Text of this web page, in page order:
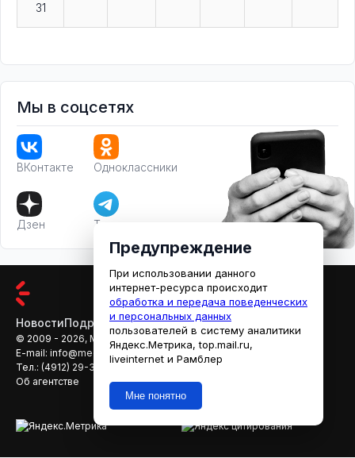
31
Мы в соцсетях
ВКонтакте Одноклассники
Дзен Телеграм
НовостиПодробностиАфишаКино
© 2009 - 2026, МЕДИАРЯЗАНЬ
E-mail: info@mediaryazan.ru
reklama@mediaryazan.ru
Тел.: (4912) 29-33-66
Об агентстве
Предупреждение
При использовании данного
интернет-ресурса происходит
обработка и передача поведенческих
и персональных данных
пользователей в систему аналитики
Яндекс.Метрика, top.mail.ru,
liveinternet и Рамблер
Мне понятно